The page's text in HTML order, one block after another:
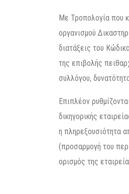
Με Τροπολογία που
οργανισμού
διατάξεις του
της επιβολής
συλλόγου,
Επιπλέον
δικηγορικής
η πληρεξουσιότητα
(προσαρμογή του
ορισμός της